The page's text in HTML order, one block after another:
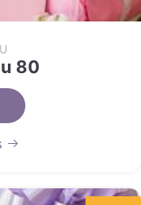
80